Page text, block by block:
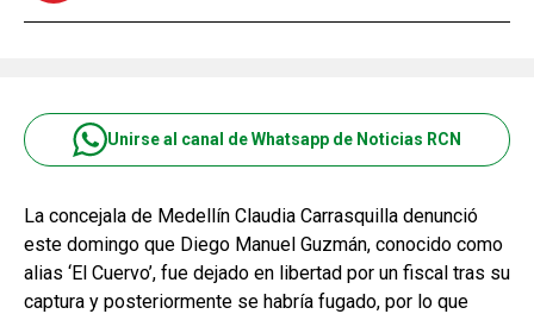
Unirse al canal de Whatsapp de Noticias RCN
La concejala de Medellín Claudia Carrasquilla denunció
este domingo que Diego Manuel Guzmán, conocido como
alias ‘El Cuervo’, fue dejado en libertad por un fiscal tras su
captura y posteriormente se habría fugado, por lo que